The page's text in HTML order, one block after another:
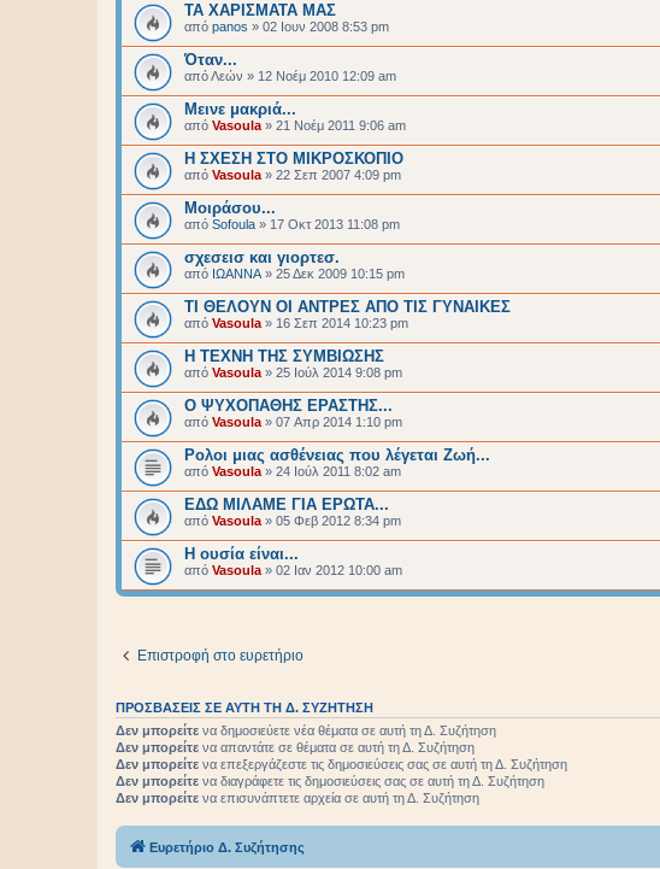
ΤΑ ΧΑΡΙΣΜΑΤΑ ΜΑΣ
από panos » 02 Ιουν 2008 8:53 pm
Όταν...
απόΛεών » 12 Νοέμ 2010 12:09 am
Μεινε μακριά...
από Vasoula » 21 Νοέμ 2011 9:06 am
H ΣΧΕΣΗ ΣΤΟ ΜΙΚΡΟΣΚΟΠΙΟ
από Vasoula » 22 Σεπ 2007 4:09 pm
Μοιράσου...
από Sofoula » 17 Οκτ 2013 11:08 pm
σχεσεισ και γιορτεσ.
από ΙΩΑΝΝΑ » 25 Δεκ 2009 10:15 pm
ΤΙ ΘΕΛΟΥΝ ΟΙ ΑΝΤΡΕΣ ΑΠΟ ΤΙΣ ΓΥΝΑΙΚΕΣ
από Vasoula » 16 Σεπ 2014 10:23 pm
Η ΤΕΧΝΗ ΤΗΣ ΣΥΜΒΙΩΣΗΣ
από Vasoula » 25 Ιούλ 2014 9:08 pm
Ο ΨΥΧΟΠΑΘΗΣ ΕΡΑΣΤΗΣ...
από Vasoula » 07 Απρ 2014 1:10 pm
Ρολοι μιας ασθένειας που λέγεται Ζωή...
από Vasoula » 24 Ιούλ 2011 8:02 am
ΕΔΩ ΜΙΛΑΜΕ ΓΙΑ ΕΡΩΤΑ...
από Vasoula » 05 Φεβ 2012 8:34 pm
Η ουσία είναι...
από Vasoula » 02 Ιαν 2012 10:00 am
Επιστροφή στο ευρετήριο
ΠΡΟΣΒΆΣΕΙΣ ΣΕ ΑΥΤΉ ΤΗ Δ. ΣΥΖΉΤΗΣΗ
Δεν μπορείτε να δημοσιεύετε νέα θέματα σε αυτή τη Δ. Συζήτηση
Δεν μπορείτε να απαντάτε σε θέματα σε αυτή τη Δ. Συζήτηση
Δεν μπορείτε να επεξεργάζεστε τις δημοσιεύσεις σας σε αυτή τη Δ. Συζήτηση
Δεν μπορείτε να διαγράφετε τις δημοσιεύσεις σας σε αυτή τη Δ. Συζήτηση
Δεν μπορείτε να επισυνάπτετε αρχεία σε αυτή τη Δ. Συζήτηση
Ευρετήριο Δ. Συζήτησης